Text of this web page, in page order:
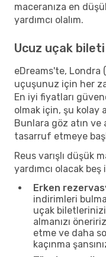
maceranıza en
yardımcı olalım.
Ucuz uçak
eDreams'te, Londra
uçuşunuz için her
En iyi fiyatları
olmak için, şu kolay
Bunlara göz atın ve
tasarruf etmeye
Reus varışlı düşük
yardımcı olacak beş
Erken
indirimleri
uçak
almanızı
etme ve daha
kaçınma